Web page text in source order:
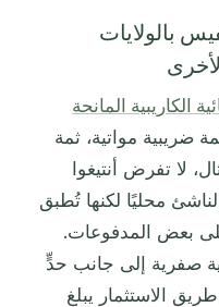
بالولايات
الكاريبية المانحة
ضريبية مواتية، ثمة
لا تفرض أنتيغوا
محليًا لكنها تُطبق
بعض المدفوعات.
صفرية إلى جانب حدٍّ
الاستثمار يبلغ